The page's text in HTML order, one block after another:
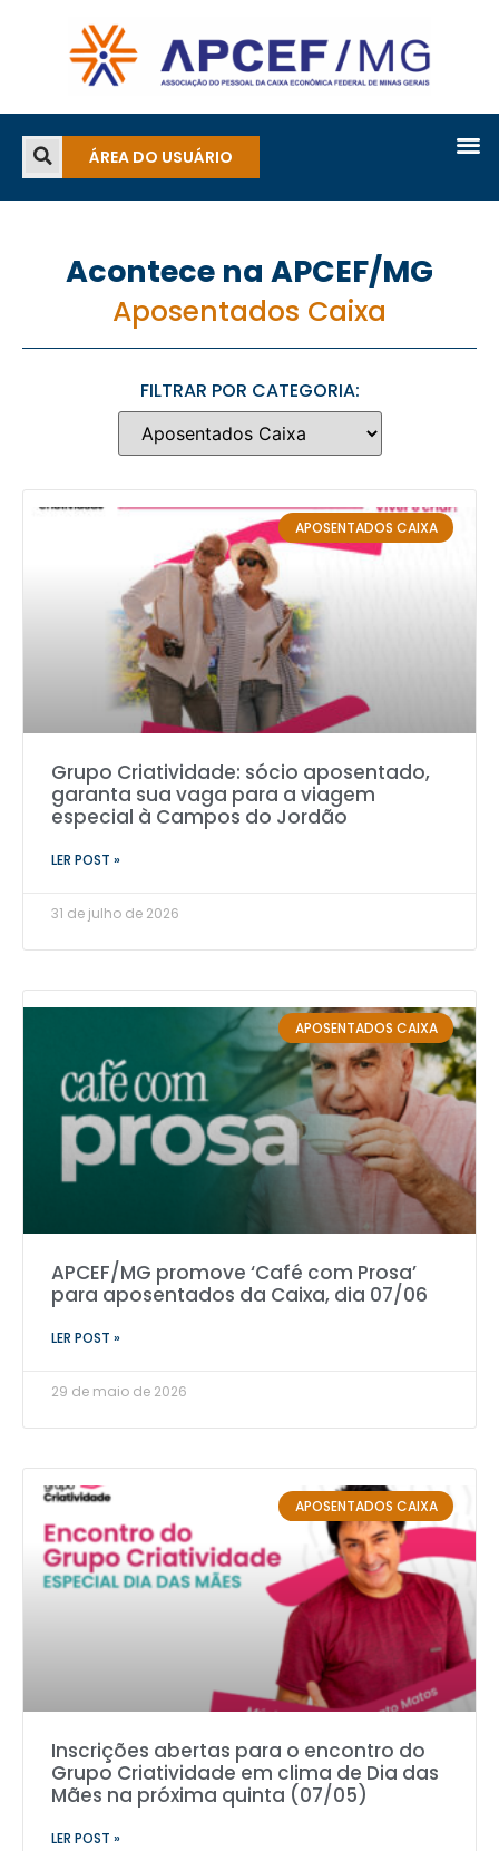
ÁREA DO USUÁRIO
Acontece na APCEF/MG
Aposentados Caixa
FILTRAR POR CATEGORIA:
APOSENTADOS CAIXA
Grupo Criatividade: sócio aposentado,
garanta sua vaga para a viagem
especial à Campos do Jordão
LER POST »
31 de julho de 2026
APOSENTADOS CAIXA
APCEF/MG promove ‘Café com Prosa’
para aposentados da Caixa, dia 07/06
LER POST »
29 de maio de 2026
APOSENTADOS CAIXA
Inscrições abertas para o encontro do
Grupo Criatividade em clima de Dia das
Mães na próxima quinta (07/05)
LER POST »